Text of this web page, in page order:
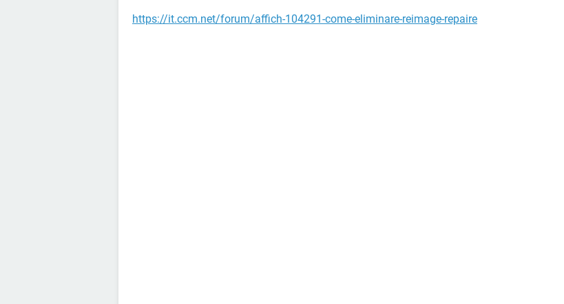
https://it.ccm.net/forum/affich-104291-come-eliminare-reimage-repaire